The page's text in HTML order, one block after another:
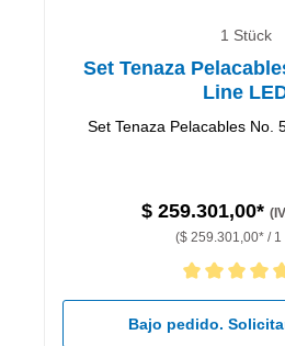
1 Stück
Set Tenaza
Line
Set Tenaza Pelacables No.
$ 259.301,00*
($ 259.301,00* / 1
Calificación promedio de 5 de 5
Bajo pedido.